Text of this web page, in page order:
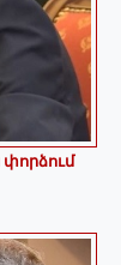
փորձում